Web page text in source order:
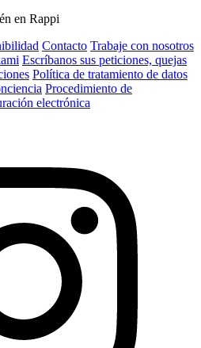
en Rappi
Contacto Trabaje con nosotros
Escríbanos sus peticiones, quejas
Política de tratamiento de datos
Procedimiento de
electrónica